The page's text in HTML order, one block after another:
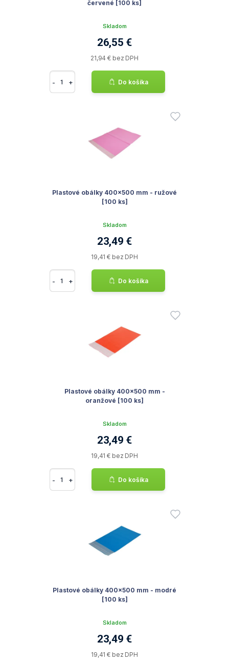
červené [100 ks]
Skladom
26,55 €
21,94 € bez DPH
- + Do košíka
Plastové obálky 400x500 mm - ružové
[100 ks]
Skladom
23,49 €
19,41 € bez DPH
- + Do košíka
Plastové obálky 400x500 mm -
oranžové [100 ks]
Skladom
23,49 €
19,41 € bez DPH
- + Do košíka
Plastové obálky 400x500 mm - modré
[100 ks]
Skladom
23,49 €
19,41 € bez DPH